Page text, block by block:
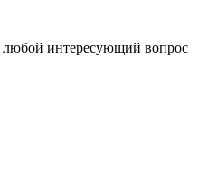
интересующий вопрос